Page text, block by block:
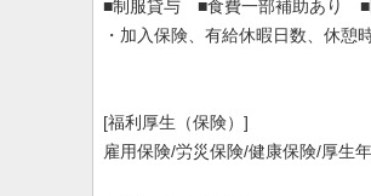
■制服貸与 ■食費一部補助あり ■
・加入保険、有給休暇日数、休憩
[福利厚生（保険）]
雇用保険/労災保険/健康保険/厚生